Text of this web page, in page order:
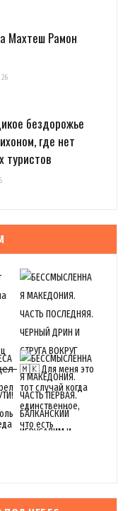
Махтеш Рамон
бездорожье
где нет
туристов